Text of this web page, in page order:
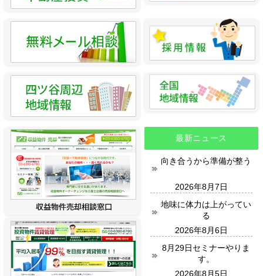
最新ニュース
向き合うから準備が整う
2026年8月7日
地味に体力は上がってい
る
2026年8月6日
8月29日セミナーやりま
す。
2026年8月5日